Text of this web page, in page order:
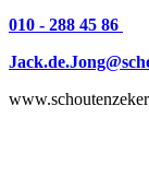
010 - 288 45 86